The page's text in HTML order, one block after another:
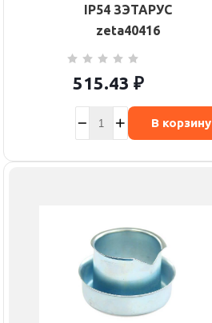
IP54 ЗЭТАРУС
zeta40416
515.43 ₽
В корзину